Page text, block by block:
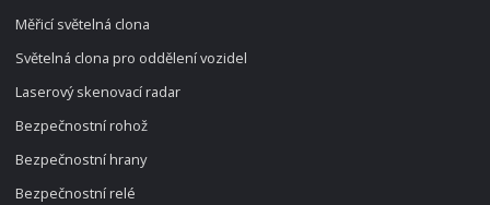
Měřicí světelná clona
Světelná clona pro oddělení vozidel
Laserový skenovací radar
Bezpečnostní rohož
Bezpečnostní hrany
Bezpečnostní relé